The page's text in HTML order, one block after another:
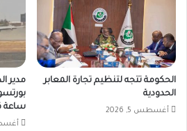
الحكومة تتجه لتنظيم تجارة المعابر
الحدودية
أغسطس 5, 2026
مدير
ساعة
أغسطس